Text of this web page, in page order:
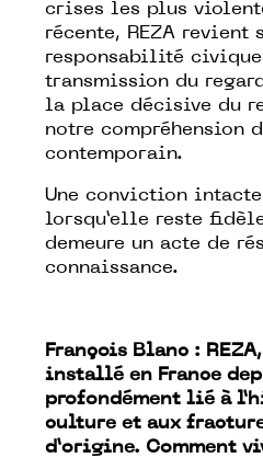
crises les plus
récente, REZA revient
responsabilité civique
transmission du
la place décisive du
notre compréhension
contemporain.
Une conviction
lorsqu’elle reste
demeure un acte de
connaissance.
François Blanc :
installé en France
profondément lié à
culture et aux
d’origine. Comment